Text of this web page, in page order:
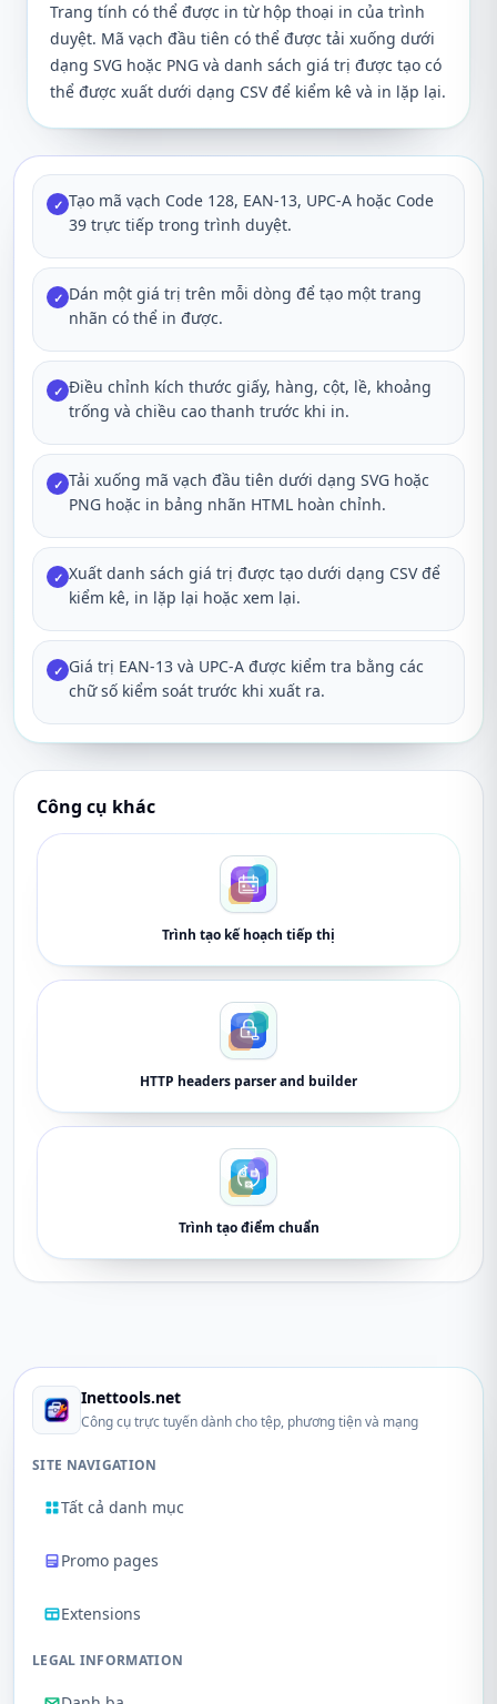
Trang tính có thể được in từ hộp thoại in của trình
duyệt. Mã vạch đầu tiên có thể được tải xuống dưới
dạng SVG hoặc PNG và danh sách giá trị được tạo có
thể được xuất dưới dạng CSV để kiểm kê và in lặp lại.
✓ Tạo mã vạch Code 128, EAN-13, UPC-A hoặc Code
39 trực tiếp trong trình duyệt.
✓ Dán một giá trị trên mỗi dòng để tạo một trang
nhãn có thể in được.
✓ Điều chỉnh kích thước giấy, hàng, cột, lề, khoảng
trống và chiều cao thanh trước khi in.
✓ Tải xuống mã vạch đầu tiên dưới dạng SVG hoặc
PNG hoặc in bảng nhãn HTML hoàn chỉnh.
✓ Xuất danh sách giá trị được tạo dưới dạng CSV để
kiểm kê, in lặp lại hoặc xem lại.
✓ Giá trị EAN-13 và UPC-A được kiểm tra bằng các
chữ số kiểm soát trước khi xuất ra.
Công cụ khác
Trình tạo kế hoạch tiếp thị
HTTP headers parser and builder
Trình tạo điểm chuẩn
Inettools.net
Công cụ trực tuyến dành cho tệp, phương tiện và mạng
SITE NAVIGATION
Tất cả danh mục
Promo pages
Extensions
LEGAL INFORMATION